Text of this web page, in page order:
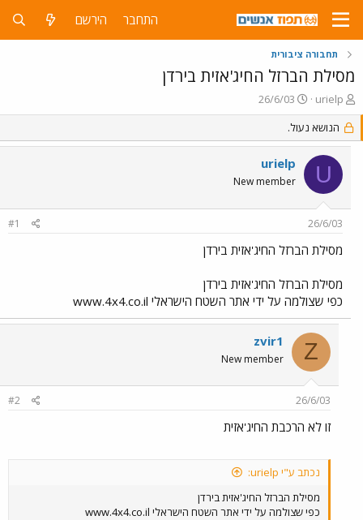
התחבר הירשם
תחבורה ציבורית
מסילת הברזל החיג'אזית בירדן
פ
ו
ת
ח
נ
urielp
פ
ו
ר
ס
ב
ת
ך
26/6/03
הנושא נעול.
U
urielp
New member
26/6/03
#1
מסילת הברזל החיג'אזית בירדן
מסילת הברזל החיג'אזית בירדן
כפי שצולמה על ידי אתר השטח הישראלי www.4x4.co.il
Z
zvir1
New member
26/6/03
#2
זו לא הרכבת החיג'אזית
נכתב ע"י urielp:
מסילת הברזל החיג'אזית בירדן
כפי שצולמה על ידי אתר השטח הישראלי www.4x4.co.il